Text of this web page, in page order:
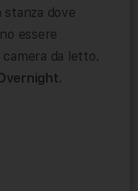
stanza dove
essere
da letto.
.